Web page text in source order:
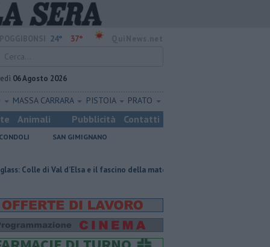
24° 37°
06 Agosto 2026
MASSA CARRARA PISTOIA PRATO
Animali Pubblicità Contatti
SAN GIMIGNANO
d’Elsa e il fascino della materia trasparente